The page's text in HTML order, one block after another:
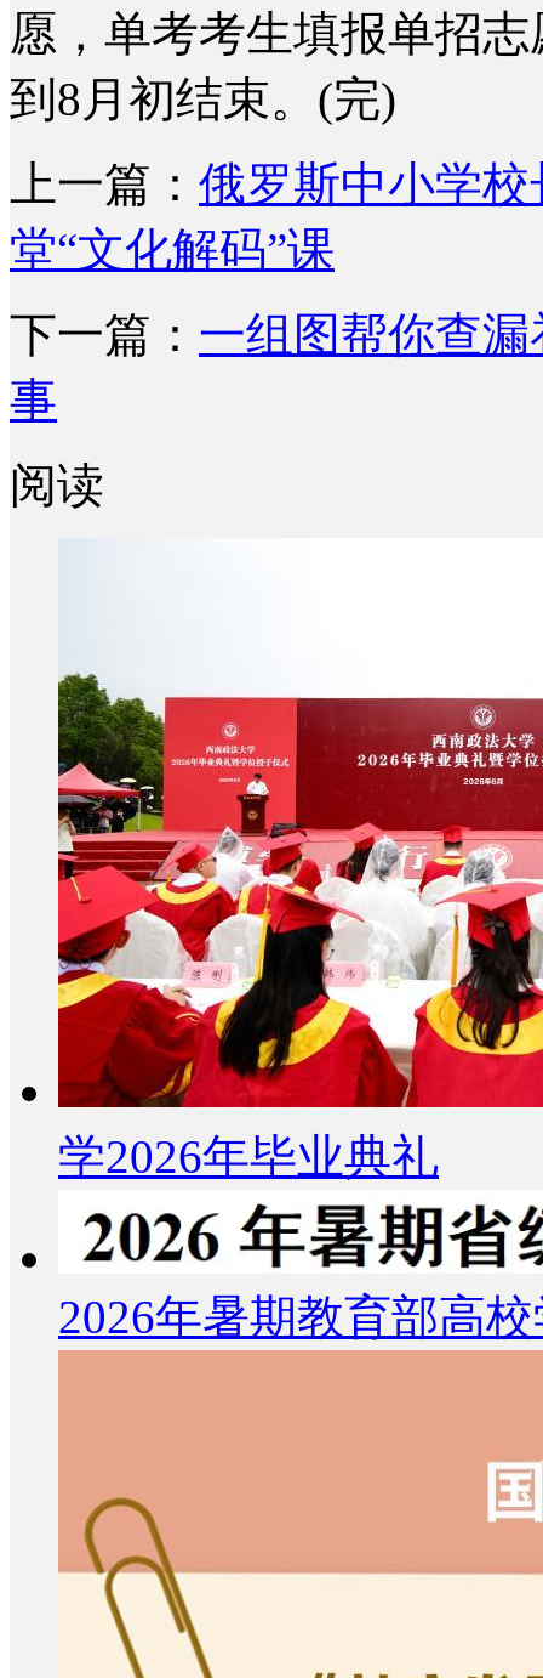
愿，单考考生填报单招
到8月初结束。(完)
上一篇： 俄罗斯中小学
堂“文化解码”课
下一篇： 一组图帮你查
事
阅读
学2026年毕业典礼
2026年暑期教育部高